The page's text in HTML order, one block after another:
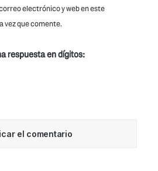
electrónico y web en este
vez que comente.
respuesta en dígitos: